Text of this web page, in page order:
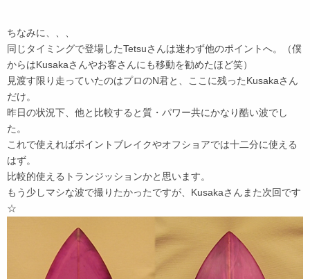
ちなみに、、、
同じタイミングで登場したTetsuさんは迷わず他のポイントへ。（僕
からはKusakaさんやお客さんにも移動を勧めたほど笑）
見渡す限り走っていたのはプロのN君と、ここに残ったKusakaさん
だけ。
昨日の状況下、他と比較すると質・パワー共にかなり酷い波でし
た。
これで使えればポイントブレイクやオフショアでは十二分に使える
はず。
比較的使えるトランジッションかと思います。
もう少しマシな波で撮りたかったですが、Kusakaさんまた次回です
☆